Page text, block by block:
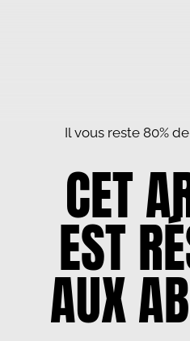
Il vous reste 80%
CET
EST
AUX